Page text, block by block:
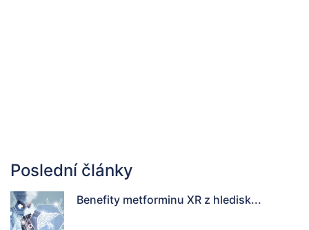
Poslední články
Benefity metforminu XR z hledisk...